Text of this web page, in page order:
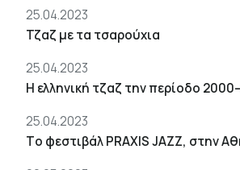
25.04.2023
Τζαζ με τα τσαρούχια
25.04.2023
Η ελληνική τζαζ την περίοδο
25.04.2023
Tο φεστιβάλ PRAXIS JAZZ, στην